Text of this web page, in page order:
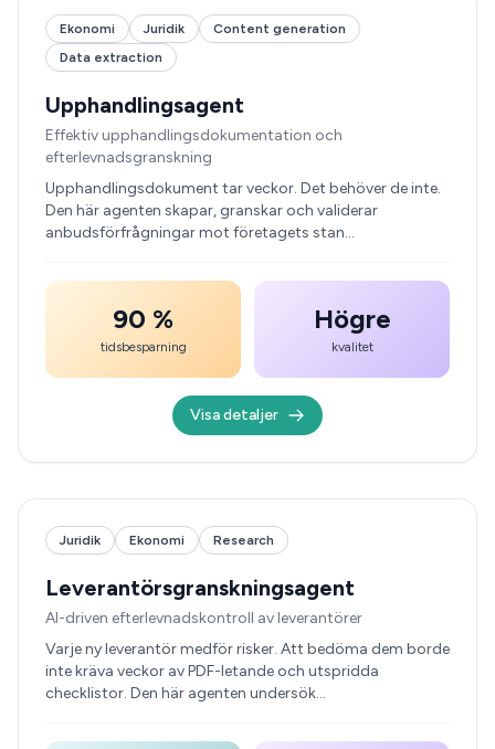
Ekonomi Juridik
Content generation
Data extraction
Upphandlingsagent
Effektiv upphandlingsdokumentation och
efterlevnadsgranskning
Upphandlingsdokument tar veckor. Det behöver de inte.
Den här agenten skapar, granskar och validerar
anbudsförfrågningar mot företagets stan…
90 %
tidsbesparning
Högre
kvalitet
Visa detaljer
Juridik Ekonomi Research
Leverantörsgranskningsagent
AI-driven efterlevnadskontroll av leverantörer
Varje ny leverantör medför risker. Att bedöma dem borde
inte kräva veckor av PDF-letande och utspridda
checklistor. Den här agenten undersök…